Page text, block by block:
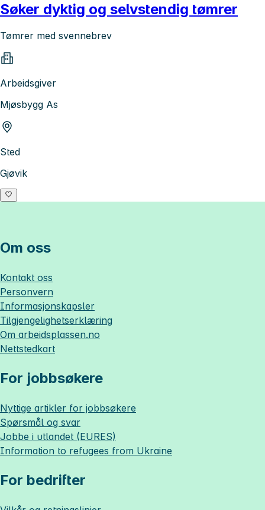
Søker dyktig og selvstendig tømrer
Tømrer med svennebrev
Arbeidsgiver
Mjøsbygg As
Sted
Gjøvik
Om oss
Kontakt oss
Personvern
Informasjonskapsler
Tilgjengelighetserklæring
Om arbeidsplassen.no
Nettstedkart
For jobbsøkere
Nyttige artikler for jobbsøkere
Spørsmål og svar
Jobbe i utlandet (EURES)
Information to refugees from Ukraine
For bedrifter